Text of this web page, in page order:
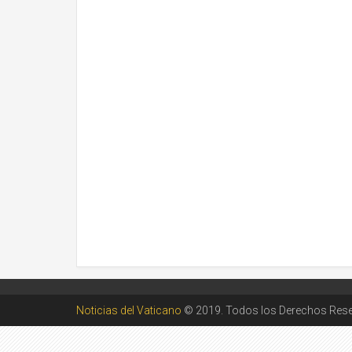
Noticias del Vaticano © 2019. Todos los Derechos